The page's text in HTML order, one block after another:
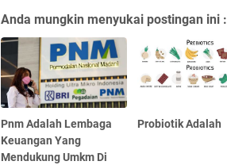
Anda mungkin menyukai postingan ini :
Pnm Adalah Lembaga
Keuangan Yang
Mendukung Umkm Di
Probiotik Adalah